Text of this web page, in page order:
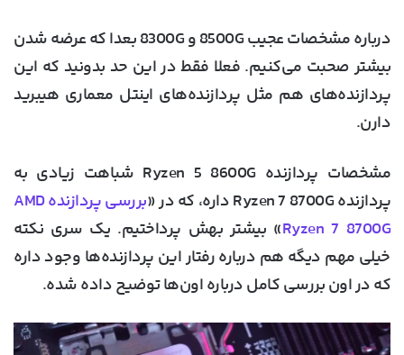
درباره مشخصات عجیب 8500G و 8300G بعدا که عرضه شدن
بیشتر صحبت می‌کنیم. فعلا فقط در این حد بدونید که این
پردازنده‌های هم مثل پردازنده‌های اینتل معماری هیبرید
دارن.
مشخصات پردازنده Ryzen 5 8600G شباهت زیادی به
پردازنده Ryzen 7 8700G داره، که در «
بررسی پردازنده AMD
Ryzen 7 8700G» بیشتر بهش پرداختیم. یک سری نکته
خیلی مهم دیگه هم درباره رفتار این پردازنده‌ها وجود داره
که در اون بررسی کامل درباره اون‌ها توضیح داده شده.